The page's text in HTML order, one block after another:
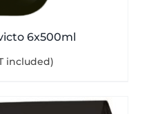
6x500ml
included)